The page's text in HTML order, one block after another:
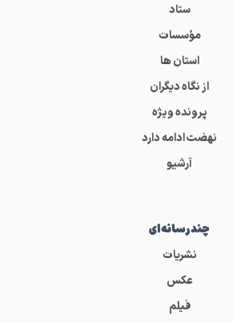
ستاد
مؤسسات
استان ها
از نگاه دیگران
پرونده ویژه
نهضت ادامه دارد
آرشیو
چندرسانه‌ای
نشریات
عکس
فیلم